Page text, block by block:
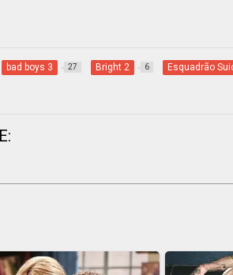
bad boys 3 27 Bright 2 6 Esquadrão